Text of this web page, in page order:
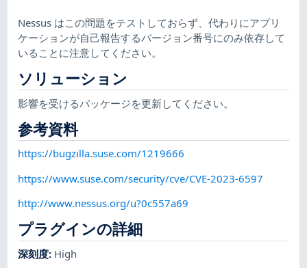
Nessus はこの問題をテストしておらず、代わりにアプリ
ケーションが自己報告するバージョン番号にのみ依存して
いることに注意してください。
ソリューション
影響を受けるパッケージを更新してください。
参考資料
https://bugzilla.suse.com/1219666
https://www.suse.com/security/cve/CVE-2023-6597
http://www.nessus.org/u?0c557a69
プラグインの詳細
深刻度: High